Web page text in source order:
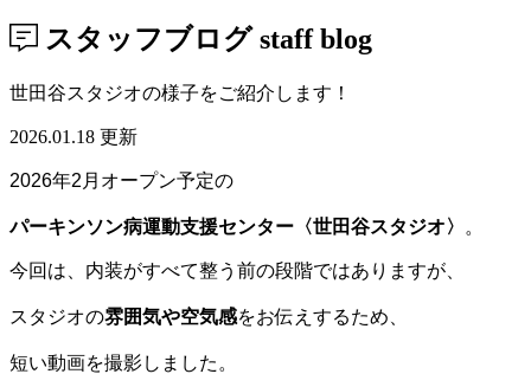
スタッフブログ staff blog
世田谷スタジオの様子をご紹介します！
2026.01.18 更新
2026年2月オープン予定の
パーキンソン病運動支援センター〈世田谷スタジオ〉 。
今回は、内装がすべて整う前の段階ではありますが、
スタジオの雰囲気や空気感をお伝えするため、
短い動画を撮影しました。